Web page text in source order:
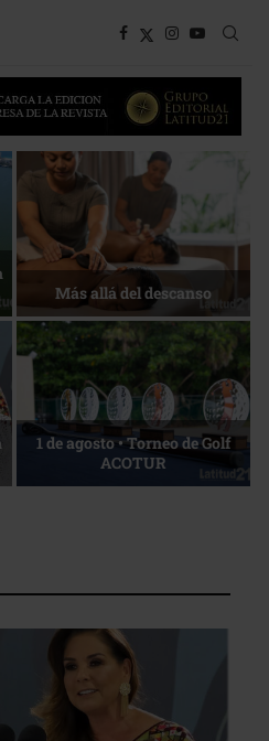
Energía que Impulsa la
competitividad
La esencia del servicio